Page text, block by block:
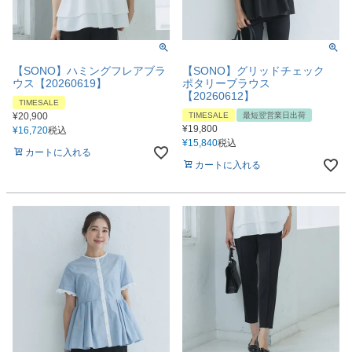
【SONO】ハミングフレアブラ
ウス【20260619】
TIMESALE
¥20,900
¥16,720税込
カートに入れる
【SONO】グリッドチェック
ポタリーブラウス
【20260612】
TIMESALE 最短翌営業日出荷
¥19,800
¥15,840税込
カートに入れる